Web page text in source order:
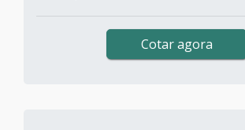
Cotar agora